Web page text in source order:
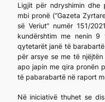
Ligjit për ndryshimin dhe
mbi pronë (“Gazeta
së Veriut” numër 151/
kundërshtim me nenin
qytetarët janë të
për arsye se me të
apo japin me qira pronën
të pabarabartë në raport
Në iniciativë thuhet se